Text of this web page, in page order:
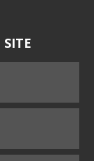
SITE